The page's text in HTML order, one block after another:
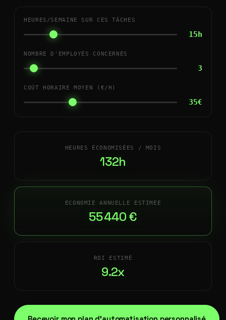
HEURES/SEMAINE SUR CES TÂCHES
15h
NOMBRE D'EMPLOYÉS CONCERNÉS
3
COÛT HORAIRE MOYEN (€/H)
35€
HEURES ÉCONOMISÉES / MOIS
132h
ÉCONOMIE ANNUELLE ESTIMÉE
55 440 €
ROI ESTIMÉ
9.2x